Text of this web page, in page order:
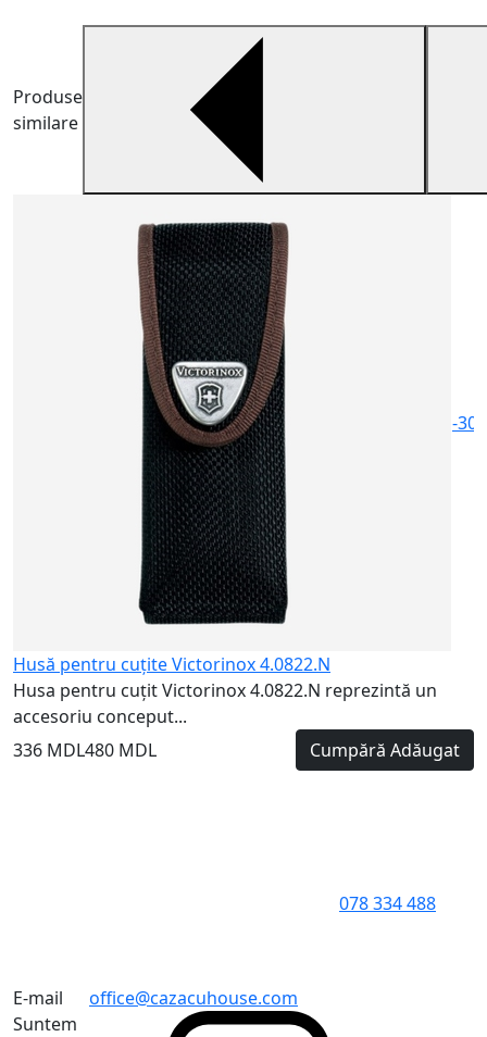
Produse
similare
-
Husă pentru cuțite Victorinox 4.0822.N
Husa pentru cuțit Victorinox 4.0822.N reprezintă un
accesoriu conceput...
336 MDL480 MDL Cumpără Adăugat
078 334 488
E-mail
office@cazacuhouse.com
Suntem